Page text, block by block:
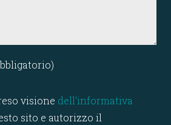
visione dell'informativa
sito e autorizzo il